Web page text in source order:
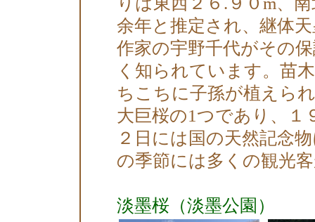
余年と推定され、継体
作家の宇野千代がその
く知られています。苗
ちこちに子孫が植えら
大巨桜の1つであり、１
２日には国の天然記念
の季節には多くの観光
淡墨桜（淡墨公園）